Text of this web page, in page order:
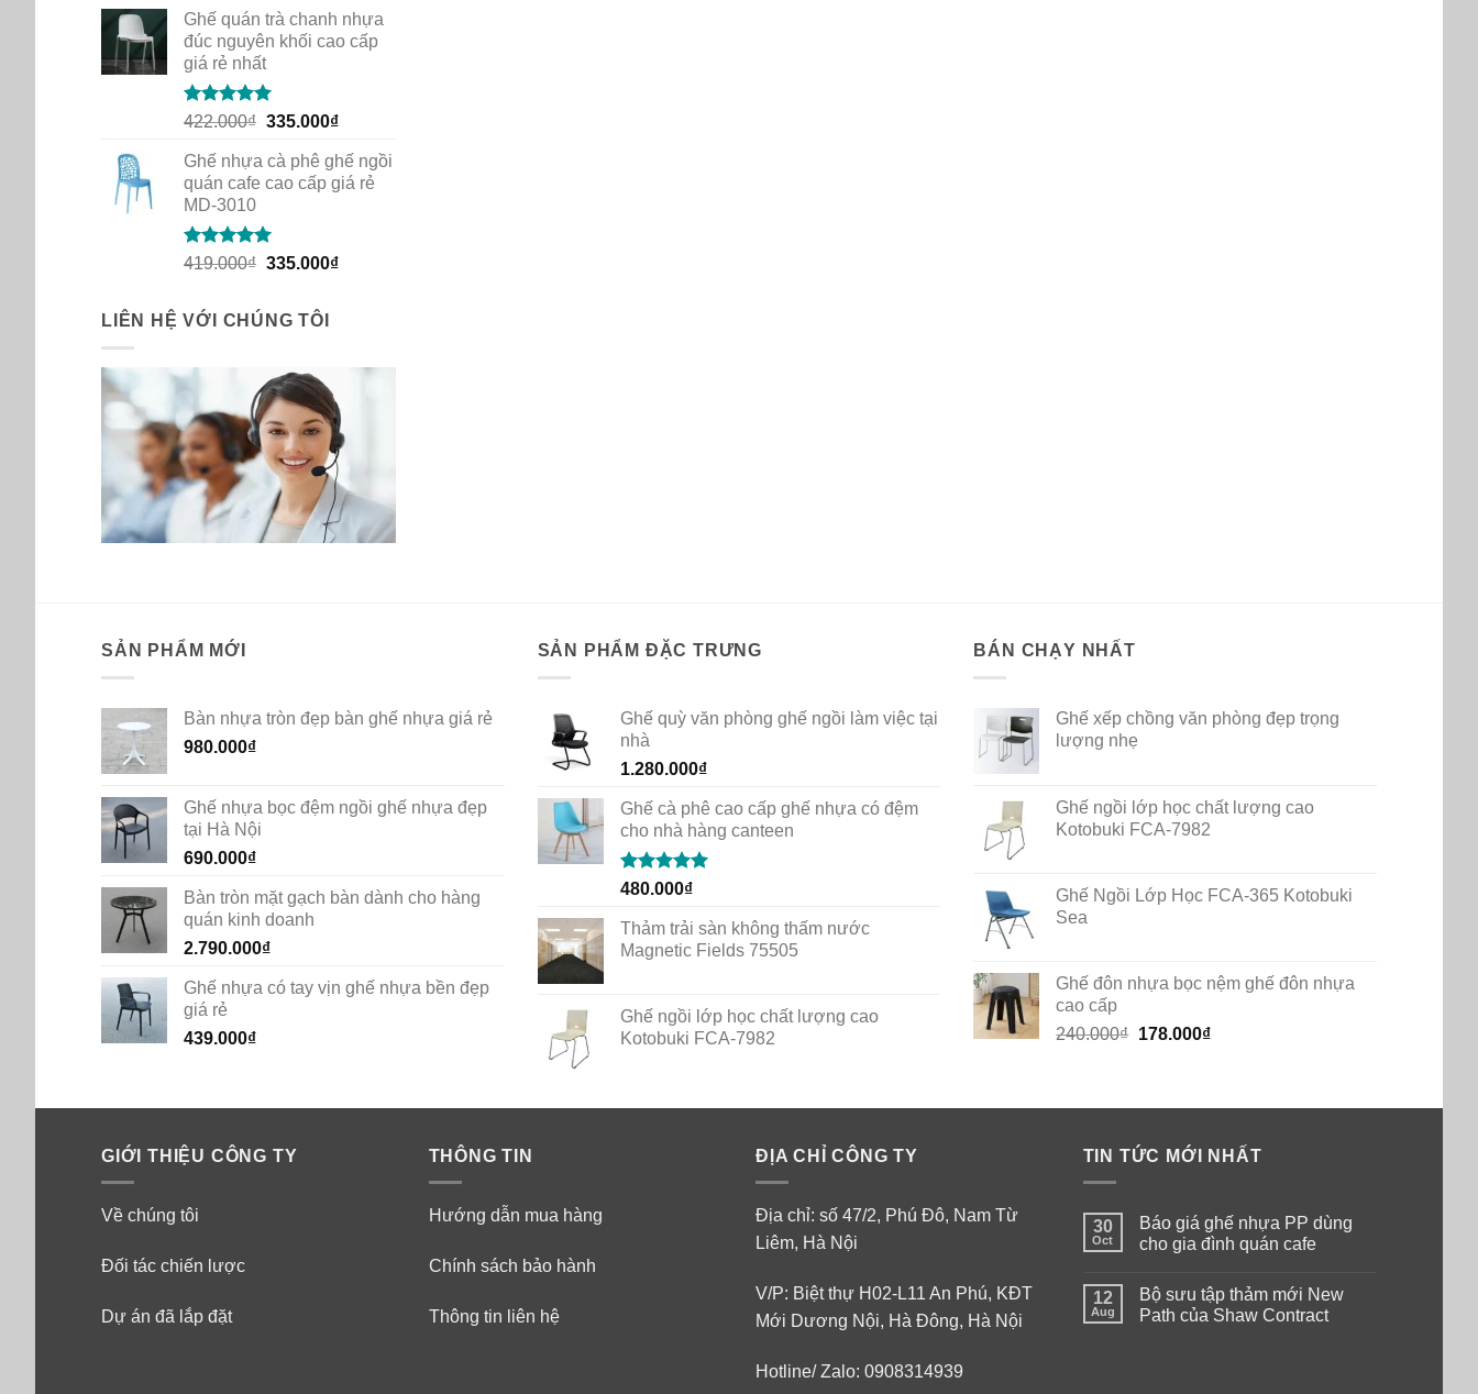
Ghế quán trà chanh nhựa
đúc nguyên khối cao cấp
giá rẻ nhất
Rated5.00
422.000₫ Original
was:
422.000₫.
335.000₫Current
is:
335.000₫.
Ghế nhựa cà phê ghế ngồi
quán cafe cao cấp giá rẻ
MD-3010
Rated5.00
419.000₫ Original
419.000₫.
335.000₫Current
LIÊN HỆ VỚI CHÚNG TÔI
SẢN PHẨM MỚI
Bàn nhựa tròn đẹp bàn ghế nhựa giá rẻ
980.000₫
Ghế nhựa bọc đệm ngồi ghế nhựa đẹp
tại Hà Nội
690.000₫
Bàn tròn mặt gạch bàn dành cho hàng
quán kinh doanh
2.790.000₫
Ghế nhựa có tay vịn ghế nhựa bền đẹp
giá rẻ
439.000₫
SẢN PHẨM ĐẶC TRƯNG
Ghế quỳ văn phòng ghế ngồi làm việc tại
nhà
1.280.000₫
Ghế cà phê cao cấp ghế nhựa có đệm
cho nhà hàng canteen
Rated5.00
480.000₫
Thảm trải sàn không thấm nước
Magnetic Fields 75505
Ghế ngồi lớp học chất lượng cao
Kotobuki FCA-7982
BÁN CHẠY NHẤT
Ghế xếp chồng văn phòng đẹp trọng
lượng nhẹ
Ghế ngồi lớp học chất lượng cao
Kotobuki FCA-7982
Ghế Ngồi Lớp Học FCA-365 Kotobuki
Sea
Ghế đôn nhựa bọc nệm ghế đôn nhựa
cao cấp
240.000₫ Original
178.000₫Current
GIỚI THIỆU CÔNG TY
Về chúng tôi
Đối tác chiến lược
Dự án đã lắp đặt
THÔNG TIN
Hướng dẫn mua hàng
Chính sách bảo hành
Thông tin liên hệ
ĐỊA CHỈ CÔNG TY
Địa chỉ: số 47/2, Phú Đô, Nam Từ
Liêm, Hà Nội
V/P: Biệt thự H02-L11 An Phú, KĐT
Mới Dương Nội, Hà Đông, Hà Nội
Hotline/ Zalo: 0908314939
TIN TỨC MỚI NHẤT
30
Oct
Báo giá ghế nhựa PP dùng
cho gia đình quán cafe
on
Báo
giá
12
Aug
Bộ sưu tập thảm mới New
Path của Shaw Contract